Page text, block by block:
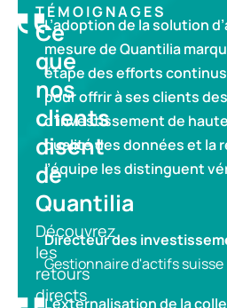
TÉMOIGNAGES
Ce
que
nos
clients
disent
de
Quantilia
Découvrez
les
retours
directs
L’adoption de la solution
mesure de Quantilia
étape des efforts continus
pour offrir à ses clients
d’investissement de
qualité des données et la
l’équipe les distinguent
Directeur des
Gestionnaire d'actifs suisse
L’externalisation de la